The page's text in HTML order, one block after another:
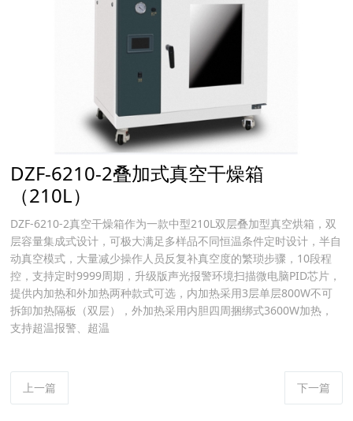
DZF-6210-2叠加式真空干燥箱
（210L）
DZF-6210-2真空干燥箱作为一款中型210L双层叠加型真空烘箱，双
层容量集成式设计，可极大满足多样品不同恒温条件定时设计，半自
动真空模式，大量减少操作人员反复补真空度的繁琐步骤，10段程
控，支持定时9999周期，升级版声光报警环境扫描微电脑PID芯片，
提供内加热和外加热两种款式可选，内加热采用3层单层800W不可
拆卸加热隔板（双层），外加热采用内胆四周捆绑式3600W加热，
支持超温报警、超温
上一篇 下一篇